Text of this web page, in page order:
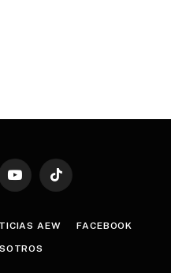
YouTubeTikTok
AEW FACEBOOK